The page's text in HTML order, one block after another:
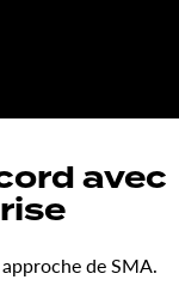
avec
de SMA.